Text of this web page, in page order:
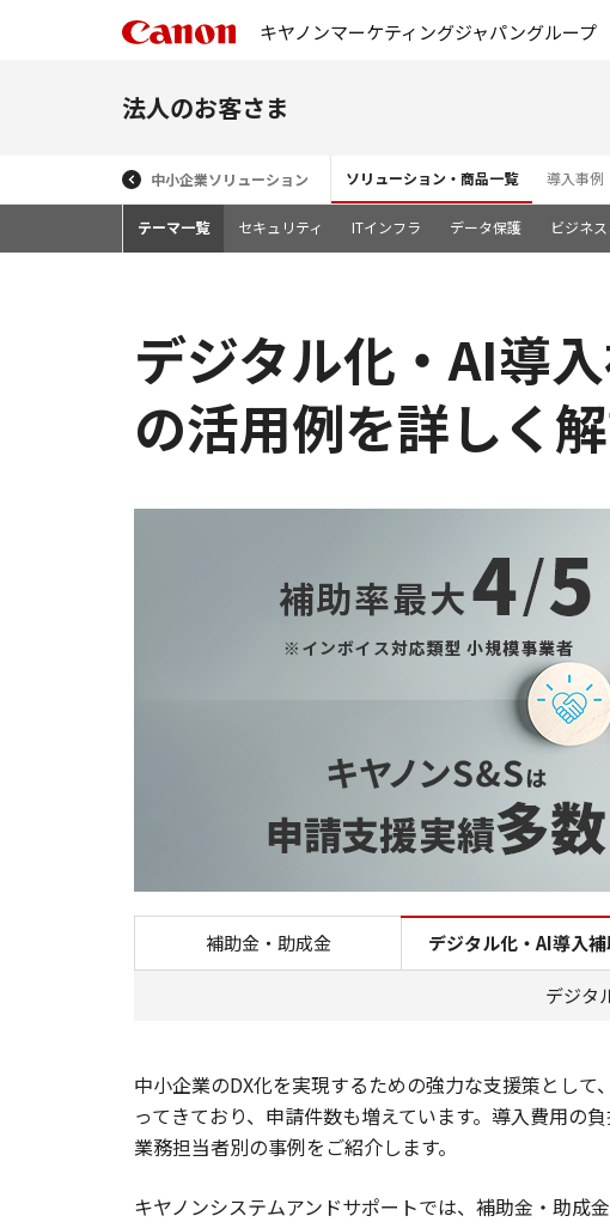
キヤノンマーケティングジャパングループ
法人のお客さま
中小企業ソリューション ソリューション・商品一覧 導入事例
テーマ一覧 セキュリティ ITインフラ データ保護 ビジネ
デジタル化・AI導
の活用例を詳しく
補助金・助成金 デジタル化・AI導入
デジタ
中小企業のDX化を実現するための強力な支援策とし
ってきており、申請件数も増えています。導入費用の
業務担当者別の事例をご紹介します。
キヤノンシステムアンドサポートでは、補助金・助成